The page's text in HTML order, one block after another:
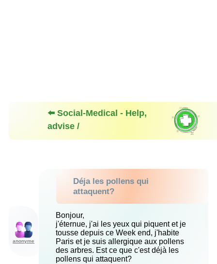
⬅️ Social-Medical - Help,
advise /
anonyme
Déja les pollens qui
attaquent?
Bonjour,
j'éternue, j'ai les yeux qui piquent et je
tousse depuis ce Week end, j'habite
Paris et je suis allergique aux pollens
des arbres. Est ce que c'est déjà les
pollens qui attaquent?